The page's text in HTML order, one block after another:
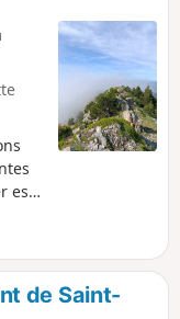
est
de
de Saint-